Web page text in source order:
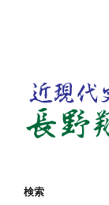
検索